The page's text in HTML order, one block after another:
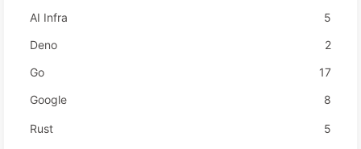
AI Infra
5
Deno
2
Go
17
Google
8
Rust
5